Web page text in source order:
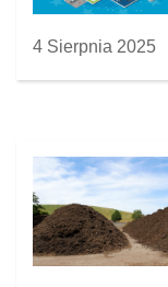
4 Sierpnia 2025